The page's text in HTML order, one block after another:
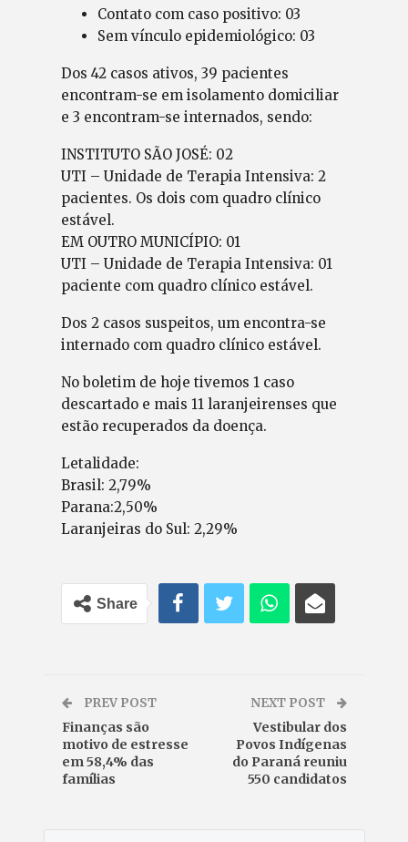
Contato com caso positivo: 03
Sem vínculo epidemiológico: 03
Dos 42 casos ativos, 39 pacientes
encontram-se em isolamento domiciliar
e 3 encontram-se internados, sendo:
INSTITUTO SÃO JOSÉ: 02
UTI – Unidade de Terapia Intensiva: 2
pacientes. Os dois com quadro clínico
estável.
EM OUTRO MUNICÍPIO: 01
UTI – Unidade de Terapia Intensiva: 01
paciente com quadro clínico estável.
Dos 2 casos suspeitos, um encontra-se
internado com quadro clínico estável.
No boletim de hoje tivemos 1 caso
descartado e mais 11 laranjeirenses que
estão recuperados da doença.
Letalidade:
Brasil: 2,79%
Parana:2,50%
Laranjeiras do Sul: 2,29%
Share
PREV POST
Finanças são
motivo de estresse
em 58,4% das
famílias
NEXT POST
Vestibular dos
Povos Indígenas
do Paraná reuniu
550 candidatos